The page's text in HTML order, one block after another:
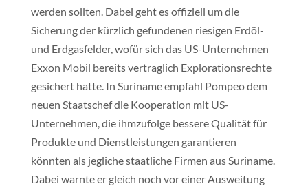
werden sollten. Dabei geht es offiziell um die
Sicherung der kürzlich gefundenen riesigen Erdöl-
und Erdgasfelder, wofür sich das US-Unternehmen
Exxon Mobil bereits vertraglich Explorationsrechte
gesichert hatte. In Suriname empfahl Pompeo dem
neuen Staatschef die Kooperation mit US-
Unternehmen, die ihmzufolge bessere Qualität für
Produkte und Dienstleistungen garantieren
könnten als jegliche staatliche Firmen aus Suriname.
Dabei warnte er gleich noch vor einer Ausweitung